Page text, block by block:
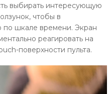
выбирать интересующую
чтобы в
по шкале времени. Экран
реагировать на
поверхности пульта.